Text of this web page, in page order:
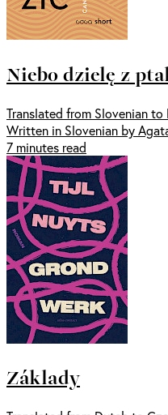
Niebo dzielę z
Translated from Slovenian
Written in Slovenian by
7 minutes read
Základy